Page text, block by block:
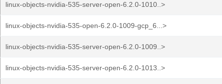
linux-objects-nvidia-535-server-open-6.2.0-1010..>
linux-objects-nvidia-535-open-6.2.0-1009-gcp_6...>
linux-objects-nvidia-535-server-open-6.2.0-1009..>
linux-objects-nvidia-535-server-open-6.2.0-1013..>